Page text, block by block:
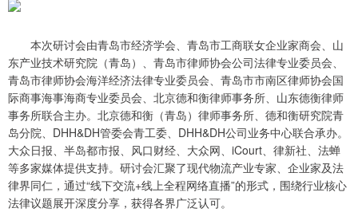
本次研讨会由青岛市经济学会、青岛市工商联女企业家商会、山
东产业技术研究院（青岛）、青岛市律师协会公司法律专业委员会、
青岛市律师协会海洋经济法律专业委员会、青岛市市南区律师协会国
际商事海事海商专业委员会、北京德和衡律师事务所、山东德衡律师
事务所联合主办。北京德和衡（青岛）律师事务所、德和衡研究院青
岛分院、DHH&DH管委会青工委、DHH&DH公司业务中心联合承办。
大众日报、半岛都市报、风口财经、大众网、iCourt、律新社、法蝉
等多家媒体提供支持。研讨会汇聚了现代物流产业专家、企业家及法
律界同仁，通过“线下交流+线上全程网络直播”的形式，围绕行业核心
法律议题展开深度分享，获得各界广泛认可。